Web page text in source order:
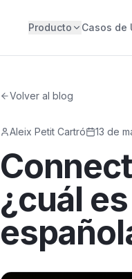
Producto Casos de
Volver al blog
Aleix Petit Cartró 13 de
¿cuál